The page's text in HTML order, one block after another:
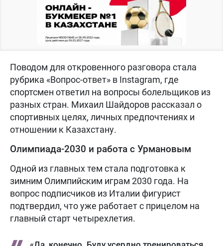
Поводом для откровенного разговора стала
рубрика «Вопрос-ответ» в Instagram, где
спортсмен ответил на вопросы болельщиков из
разных стран. Михаил Шайдоров рассказал о
спортивных целях, личных предпочтениях и
отношении к Казахстану.
Олимпиада-2030 и работа с Урмановым
Одной из главных тем стала подготовка к
зимним Олимпийским играм 2030 года. На
вопрос подписчиков из Италии фигурист
подтвердил, что уже работает с прицелом на
главный старт четырехлетия.